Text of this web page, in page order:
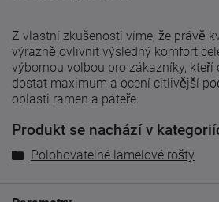
Z vlastní zkušenosti víme, že právě
výrazně ovlivnit výsledný komfort
výbornou volbou pro zákazníky, kteří
dostat maximum a ocení citlivější
oblasti ramen a páteře.
Produkt se nachází v
Polohovatelné lamelové rošty